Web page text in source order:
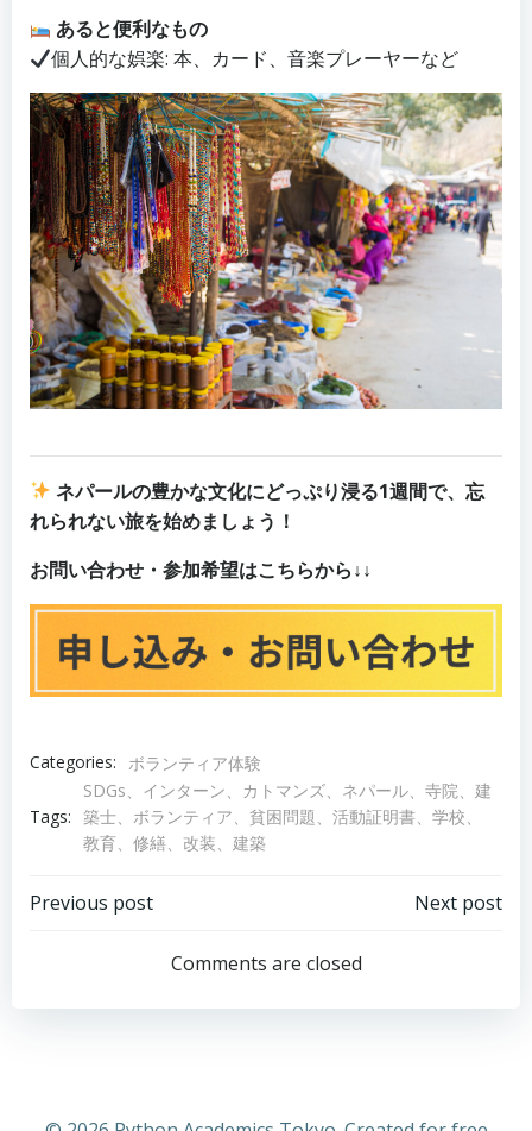
あると便利なもの
個人的な娯楽: 本、カード、音楽プレーヤーなど
ネパールの豊かな文化にどっぷり浸る1週間で、忘
れられない旅を始めましょう！
お問い合わせ・参加希望はこちらから↓↓
Categories: ボランティア体験
Tags:
SDGs、インターン、カトマンズ、ネパール、寺院、建
築士、ボランティア、貧困問題、活動証明書、学校、
教育、修繕、改装、建築
Post
navigation
Previous post
navigation
Next post
Comments are closed